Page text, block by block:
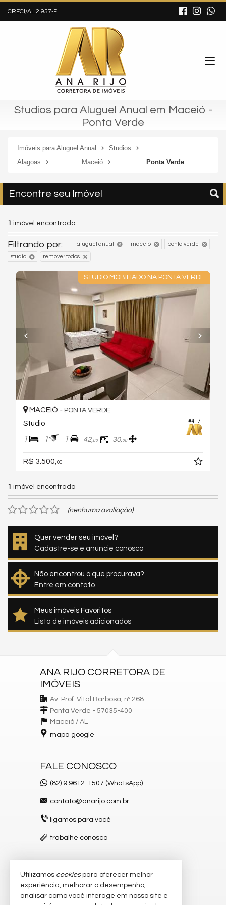
CRECI/AL 2.957-F
Studios para Aluguel Anual em Maceió -
Ponta Verde
Imóveis para Aluguel Anual
Studios
Alagoas
Maceió Ponta Verde
Encontre seu Imóvel
1 imóvel encontrado
Filtrando por: aluguel anual maceió ponta verde
studio remover todos
STUDIO MOBILIADO NA PONTA VERDE
#417
MACEIÓ - PONTA VERDE
Studio
1 1 1 42,00 30,00
R$ 3.500, 00
1 imóvel encontrado
(nenhuma avaliação)
Quer vender seu imóvel?
Cadastre-se e anuncie conosco
Não encontrou o que procurava?
Entre em contato
Meus imóveis Favoritos
Lista de imóveis adicionados
ANA RIJO CORRETORA DE
IMÓVEIS
Av. Prof. Vital Barbosa, nº 268
Ponta Verde - 57035-400
Maceió / AL
mapa google
FALE CONOSCO
(82) 9.9612-1507 (WhatsApp)
contato@anarijo.com.br
ligamos para você
trabalhe conosco
VEJA MAIS
receba nosso newsletter
Utilizamos cookiespara oferecer melhor
experiência, melhorar o desempenho,
analisar como você interage em nosso site e